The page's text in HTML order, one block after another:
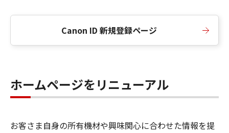
Canon ID 新規登録ページ
ホームページをリニューアル
お客さま自身の所有機材や興味関心に合わせた情報を提